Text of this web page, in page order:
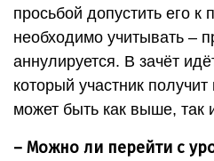
просьбой допустить его
необходимо учитывать –
аннулируется. В зачёт
который участник
может быть как выше, так
– Можно ли перейти с